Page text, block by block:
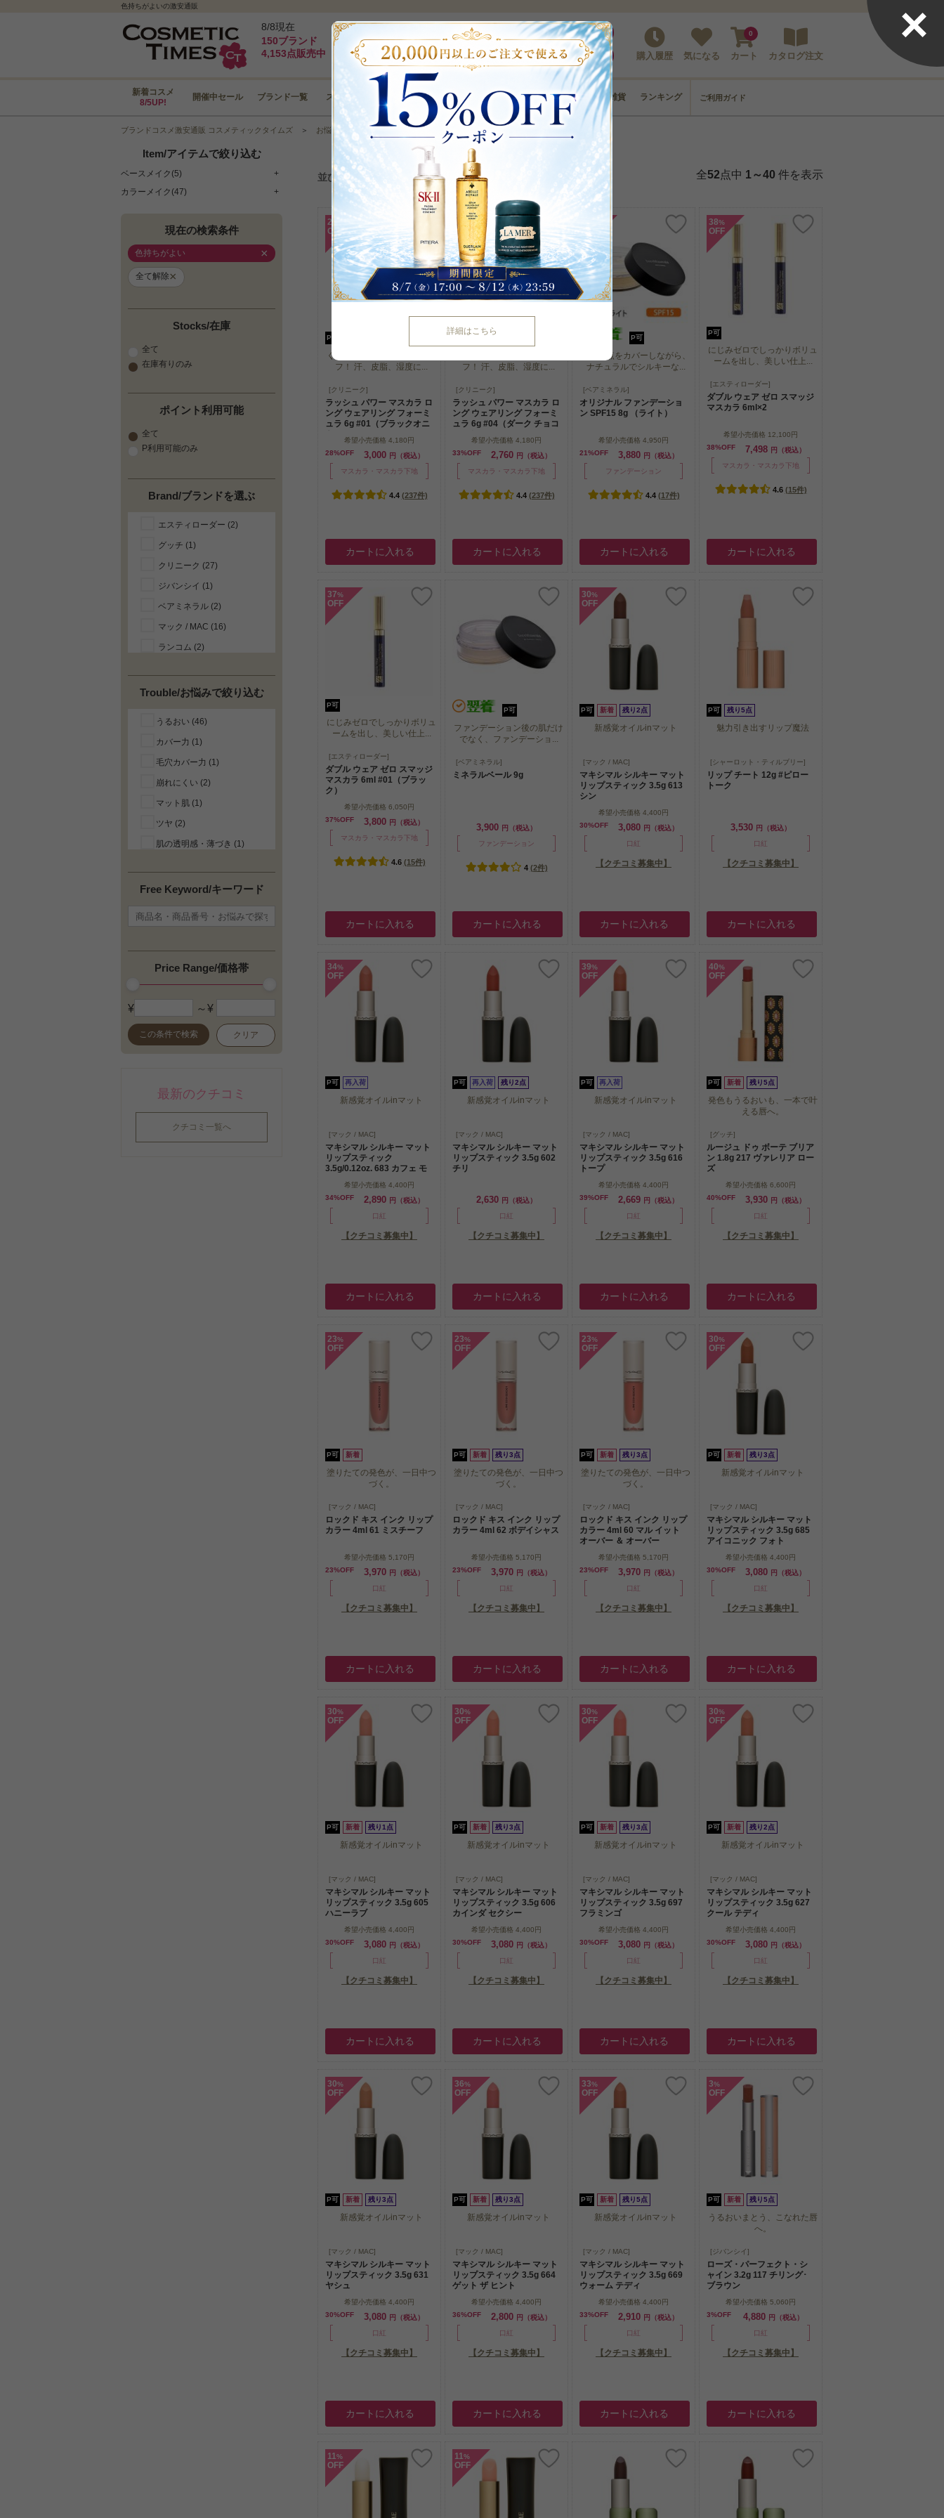
色持ちがよいの激安通販
8/8現在
150ブランド
4,153点販売中
最大5%pt還元｜最短3日｜8,000円以上全国送料無料
ログイン
新規登録 購入履歴 気になる カート
0
カタログ注文
新着コスメ
8/5UP!
開催中セール ブランド一覧 スキンケア メイクアップ ボディケア ヘアケア コフレ･雑貨 ランキング ご利用ガイド
詳細はこちら
×
ブランドコスメ激安通販 コスメティックタイムズ ＞ お悩みから選ぶ
Item/アイテムで絞り込む
ベースメイク(5)
+
カラーメイク(47)
+
現在の検索条件
色持ちがよい ×
全て解除×
Stocks/在庫
全て
在庫有りのみ
ポイント利用可能
全て
P利用可能のみ
Brand/ブランドを選ぶ
エスティローダー (2)
グッチ (1)
クリニーク (27)
ジバンシイ (1)
ベアミネラル (2)
マック / MAC (16)
ランコム (2)
Trouble/お悩みで絞り込む
うるおい (46)
カバー力 (1)
毛穴カバー力 (1)
崩れにくい (2)
マット肌 (1)
ツヤ (2)
肌の透明感・薄づき (1)
色持ちがよい (52)
Free Keyword/キーワード
Price Range/価格帯
¥ ～¥
この条件で検索 クリア
最新のクチコミ
クチコミ一覧へ
並び替え 1 全52点中 1～40 件を表示
28
OFF
P可
くずれないのにお湯で簡単オ
フ！ 汗、皮脂、湿度に...
くずれないのにお湯で簡単オ
フ！ 汗、皮脂、湿度に...
[クリニーク]
ラッシュ パワー マスカラ ロ
ング ウェアリング フォーミ
ュラ 6g #01（ブラックオニ
希望小売価格 4,180円
28%OFF
3,000 円（税込）
マスカラ・マスカラ下地
4.4 (237件)
カートに入れる
33 %
OFF
フ！ 汗、皮脂、湿度に...
くずれないのにお湯で簡単オ
フ！ 汗、皮脂、湿度に...
[クリニーク]
ラッシュ パワー マスカラ ロ
ング ウェアリング フォーミ
ュラ 6g #04（ダーク チョコ
希望小売価格 4,180円
33%OFF
2,760 円（税込）
マスカラ・マスカラ下地
4.4 (237件)
カートに入れる
OFF
P可
肌の欠点をカバーしながら、
ナチュラルでシルキーな...
肌の欠点をカバーしながら、
ナチュラルでシルキーな...
[ベアミネラル]
オリジナル ファンデーショ
ン SPF15 8g （ライト）
希望小売価格 4,950円
21%OFF
3,880 円（税込）
ファンデーション
4.4 (17件)
カートに入れる
38%
OFF
P可
にじみゼロでしっかりボリュ
ームを出し、美しい仕上...
にじみゼロでしっかりボリュ
ームを出し、美しい仕上...
[エスティローダー]
ダブル ウェア ゼロ スマッジ
マスカラ 6ml×2
希望小売価格 12,100円
38%OFF
7,498 円（税込）
マスカラ・マスカラ下地
4.6 (15件)
カートに入れる
37%
OFF
P可
にじみゼロでしっかりボリュ
ームを出し、美しい仕上...
にじみゼロでしっかりボリュ
ームを出し、美しい仕上...
[エスティローダー]
ダブル ウェア ゼロ スマッジ
マスカラ 6ml #01（ブラッ
ク）
希望小売価格 6,050円
37%OFF
3,800 円（税込）
マスカラ・マスカラ下地
4.6 (15件)
カートに入れる
P可
ファンデーション後の肌だけ
でなく、ファンデーショ...
ファンデーション後の肌だけ
でなく、ファンデーショ...
[ベアミネラル]
ミネラルベール 9g
3,900 円（税込）
ファンデーション
4 (2件)
カートに入れる
30%
OFF
P可 新着 残り2点
新感覚オイルinマット
新感覚オイルinマット
[マック / MAC]
マキシマル シルキー マット
リップスティック 3.5g 613
シン
希望小売価格 4,400円
30%OFF
3,080 円（税込）
口紅
【クチコミ募集中】
カートに入れる
P可 残り5点
魅力引き出すリップ魔法
魅力引き出すリップ魔法
[シャーロット・ティルブリー]
リップ チート 12g #ピロー
トーク
3,530 円（税込）
口紅
【クチコミ募集中】
カートに入れる
34%
OFF
P可 再入荷
新感覚オイルinマット
新感覚オイルinマット
[マック / MAC]
マキシマル シルキー マット
リップスティック
3.5g/0.12oz. 683 カフェ モ
希望小売価格 4,400円
34%OFF
2,890 円（税込）
口紅
【クチコミ募集中】
カートに入れる
P可 再入荷 残り2点
新感覚オイルinマット
新感覚オイルinマット
[マック / MAC]
マキシマル シルキー マット
リップスティック 3.5g 602
チリ
2,630 円（税込）
口紅
【クチコミ募集中】
カートに入れる
39%
OFF
P可 再入荷
新感覚オイルinマット
新感覚オイルinマット
[マック / MAC]
マキシマル シルキー マット
リップスティック 3.5g 616
トープ
希望小売価格 4,400円
39%OFF
2,669 円（税込）
口紅
【クチコミ募集中】
カートに入れる
40%
OFF
P可 新着 残り5点
発色もうるおいも、一本で叶
える唇へ。
発色もうるおいも、一本で叶
える唇へ。
[グッチ]
ルージュ ドゥ ボーテ ブリア
ン 1.8g 217 ヴァレリア ロー
ズ
希望小売価格 6,600円
40%OFF
3,930 円（税込）
口紅
【クチコミ募集中】
カートに入れる
23%
OFF
P可 新着
塗りたての発色が、一日中つ
づく。
塗りたての発色が、一日中つ
づく。
[マック / MAC]
ロックド キス インク リップ
カラー 4ml 61 ミスチーフ
希望小売価格 5,170円
23%OFF
3,970 円（税込）
口紅
【クチコミ募集中】
カートに入れる
23%
OFF
P可 新着 残り3点
塗りたての発色が、一日中つ
づく。
塗りたての発色が、一日中つ
づく。
[マック / MAC]
ロックド キス インク リップ
カラー 4ml 62 ボデイシャス
希望小売価格 5,170円
23%OFF
3,970 円（税込）
口紅
【クチコミ募集中】
カートに入れる
23%
OFF
P可 新着 残り3点
塗りたての発色が、一日中つ
づく。
塗りたての発色が、一日中つ
づく。
[マック / MAC]
ロックド キス インク リップ
カラー 4ml 60 マル イット
オーバー ＆ オーバー
希望小売価格 5,170円
23%OFF
3,970 円（税込）
口紅
【クチコミ募集中】
カートに入れる
30%
OFF
P可 新着 残り3点
新感覚オイルinマット
新感覚オイルinマット
[マック / MAC]
マキシマル シルキー マット
リップスティック 3.5g 685
アイコニック フォト
希望小売価格 4,400円
30%OFF
3,080 円（税込）
口紅
【クチコミ募集中】
カートに入れる
30%
OFF
P可 新着 残り1点
新感覚オイルinマット
新感覚オイルinマット
[マック / MAC]
マキシマル シルキー マット
リップスティック 3.5g 605
ハニーラブ
希望小売価格 4,400円
30%OFF
3,080 円（税込）
口紅
【クチコミ募集中】
カートに入れる
30%
OFF
P可 新着 残り3点
新感覚オイルinマット
新感覚オイルinマット
[マック / MAC]
マキシマル シルキー マット
リップスティック 3.5g 606
カインダ セクシー
希望小売価格 4,400円
30%OFF
3,080 円（税込）
口紅
【クチコミ募集中】
カートに入れる
30%
OFF
P可 新着 残り3点
新感覚オイルinマット
新感覚オイルinマット
[マック / MAC]
マキシマル シルキー マット
リップスティック 3.5g 697
フラミンゴ
希望小売価格 4,400円
30%OFF
3,080 円（税込）
口紅
【クチコミ募集中】
カートに入れる
30%
OFF
P可 新着 残り2点
新感覚オイルinマット
新感覚オイルinマット
[マック / MAC]
マキシマル シルキー マット
リップスティック 3.5g 627
クール テディ
希望小売価格 4,400円
30%OFF
3,080 円（税込）
口紅
【クチコミ募集中】
カートに入れる
30%
OFF
P可 新着 残り3点
新感覚オイルinマット
新感覚オイルinマット
[マック / MAC]
マキシマル シルキー マット
リップスティック 3.5g 631
ヤシュ
希望小売価格 4,400円
30%OFF
3,080 円（税込）
口紅
【クチコミ募集中】
カートに入れる
36%
OFF
P可 新着 残り3点
新感覚オイルinマット
新感覚オイルinマット
[マック / MAC]
マキシマル シルキー マット
リップスティック 3.5g 664
ゲット ザ ヒント
希望小売価格 4,400円
36%OFF
2,800 円（税込）
口紅
【クチコミ募集中】
カートに入れる
33%
OFF
P可 新着 残り5点
新感覚オイルinマット
新感覚オイルinマット
[マック / MAC]
マキシマル シルキー マット
リップスティック 3.5g 669
ウォーム テディ
希望小売価格 4,400円
33%OFF
2,910 円（税込）
口紅
【クチコミ募集中】
カートに入れる
3%
OFF
P可 新着 残り5点
うるおいまとう、こなれた唇
へ。
うるおいまとう、こなれた唇
へ。
[ジバンシイ]
ローズ・パーフェクト・シ
ャイン 3.2g 117 チリング･
ブラウン
希望小売価格 5,060円
3%OFF
4,880 円（税込）
口紅
【クチコミ募集中】
カートに入れる
11%
OFF
11%
OFF